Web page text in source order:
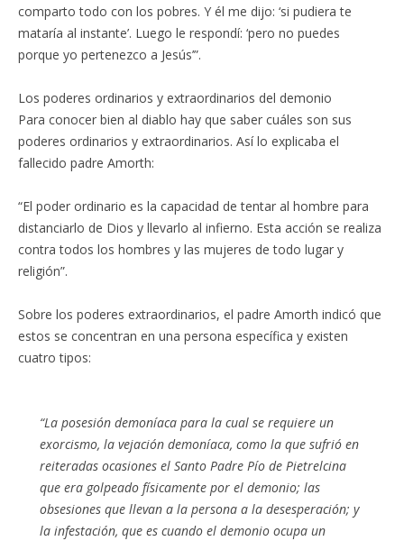
comparto todo con los pobres. Y él me dijo: ‘si pudiera te
mataría al instante’. Luego le respondí: ‘pero no puedes
porque yo pertenezco a Jesús’”.
Los poderes ordinarios y extraordinarios del demonio
Para conocer bien al diablo hay que saber cuáles son sus
poderes ordinarios y extraordinarios. Así lo explicaba el
fallecido padre Amorth:
“El poder ordinario es la capacidad de tentar al hombre para
distanciarlo de Dios y llevarlo al infierno. Esta acción se realiza
contra todos los hombres y las mujeres de todo lugar y
religión”.
Sobre los poderes extraordinarios, el padre Amorth indicó que
estos se concentran en una persona específica y existen
cuatro tipos:
“La posesión demoníaca para la cual se requiere un
exorcismo, la vejación demoníaca, como la que sufrió en
reiteradas ocasiones el Santo Padre Pío de Pietrelcina
que era golpeado físicamente por el demonio; las
obsesiones que llevan a la persona a la desesperación; y
la infestación, que es cuando el demonio ocupa un